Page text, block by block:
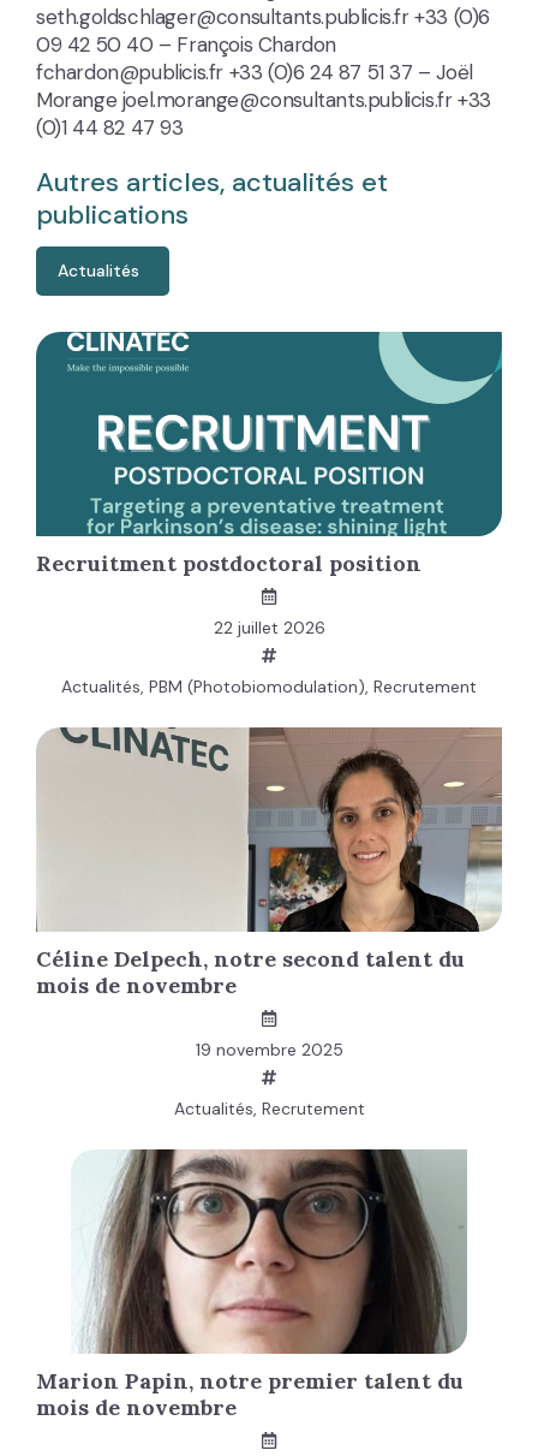
seth.goldschlager@consultants.publicis.fr +33 (0)6
09 42 50 40 – François Chardon
fchardon@publicis.fr +33 (0)6 24 87 51 37 – Joël
Morange joel.morange@consultants.publicis.fr +33
(0)1 44 82 47 93
Autres articles, actualités et
publications
Actualités
Recruitment postdoctoral position
22 juillet 2026
Actualités, PBM (Photobiomodulation), Recrutement
Céline Delpech, notre second talent du
mois de novembre
19 novembre 2025
Actualités, Recrutement
Marion Papin, notre premier talent du
mois de novembre